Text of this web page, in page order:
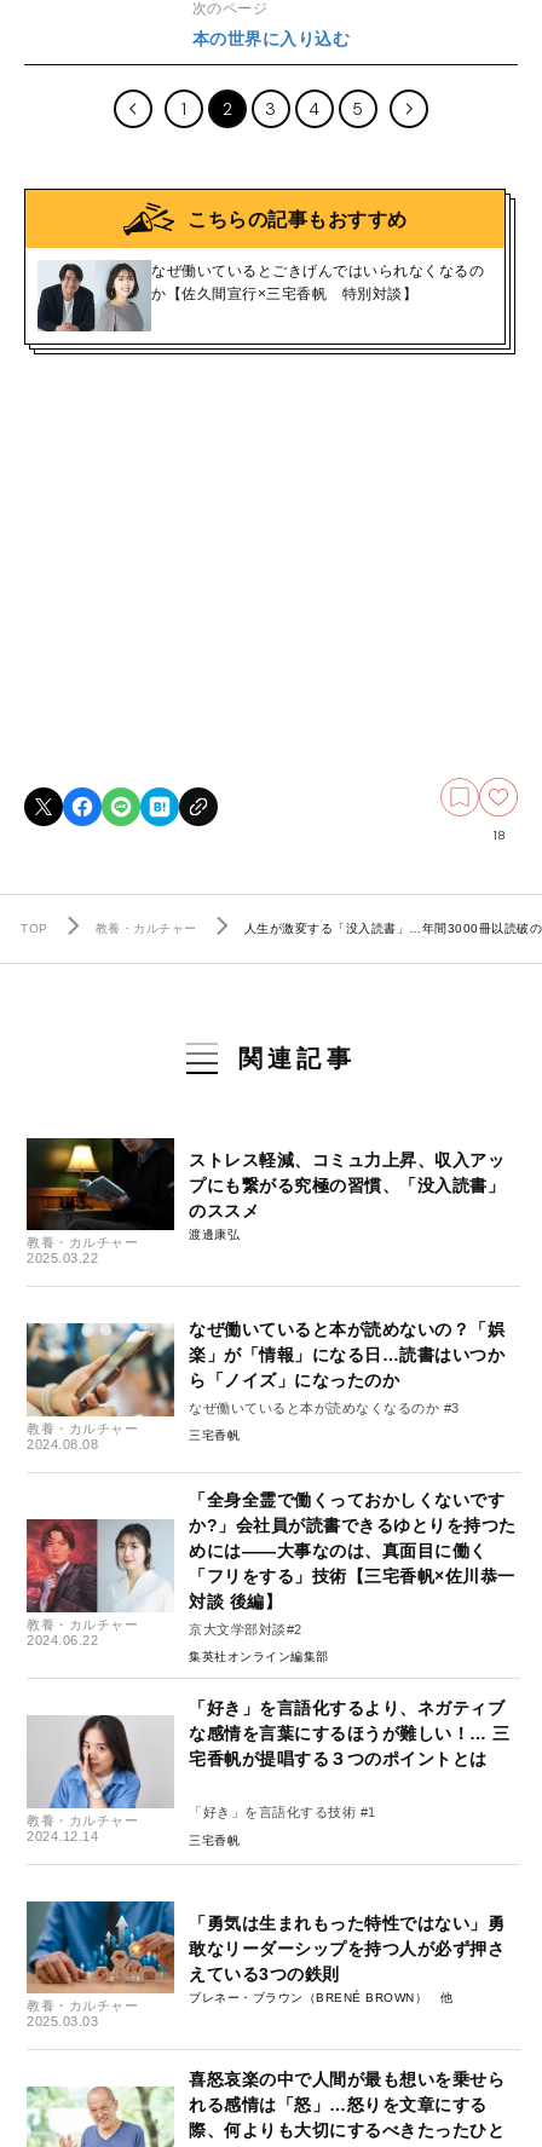
次のページ
本の世界に入り込む
1 2 3 4 5
こちらの記事もおすすめ
なぜ働いているとごきげんではいられなくなるの
か【佐久間宣行×三宅香帆 特別対談】
18
TOP 教養・カルチャー 人生が激変する「没入読書」…年間3000冊以読破
関連記事
教養・カルチャー
2025.03.22
ストレス軽減、コミュ力上昇、収入アッ
プにも繋がる究極の習慣、「没入読書」
のススメ
渡邊康弘
教養・カルチャー
2024.08.08
なぜ働いていると本が読めないの？「娯
楽」が「情報」になる日…読書はいつか
ら「ノイズ」になったのか
なぜ働いていると本が読めなくなるのか #3
三宅香帆
教養・カルチャー
2024.06.22
「全身全霊で働くっておかしくないです
か?」会社員が読書できるゆとりを持つた
めには――大事なのは、真面目に働く
「フリをする」技術【三宅香帆×佐川恭一
対談 後編】
京大文学部対談#2
集英社オンライン編集部
教養・カルチャー
2024.12.14
「好き」を言語化するより、ネガティブ
な感情を言葉にするほうが難しい！… 三
宅香帆が提唱する３つのポイントとは
「好き」を言語化する技術 #1
三宅香帆
教養・カルチャー
2025.03.03
「勇気は生まれもった特性ではない」勇
敢なリーダーシップを持つ人が必ず押さ
えている3つの鉄則
ブレネー・ブラウン（BRENÉ BROWN）
喜怒哀楽の中で人間が最も想いを乗せら
れる感情は「怒」…怒りを文章にする
際、何よりも大切にするべきたったひと